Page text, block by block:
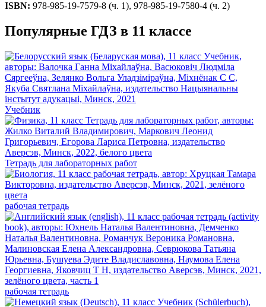
ISBN: 978-985-19-7579-8 (ч. 1), 978-985-19-7580-4 (ч. 2)
Популярные ГДЗ в 11 классе
Учебник
Тетрадь для лабораторных работ
рабочая тетрадь
рабочая тетрадь